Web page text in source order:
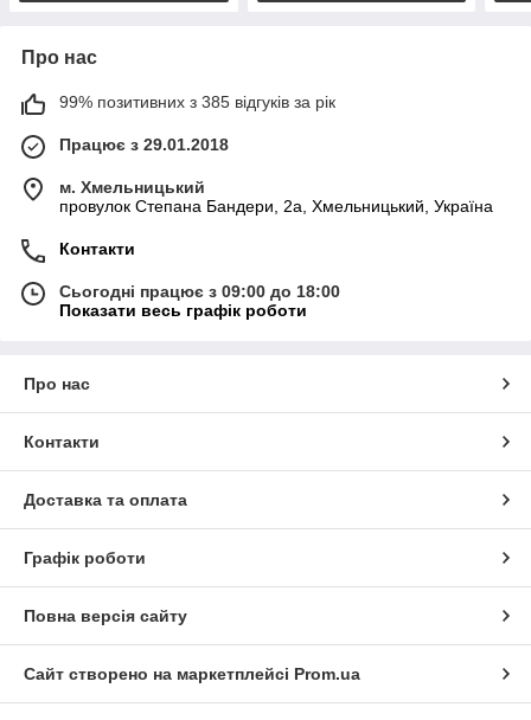
Про нас
99% позитивних з 385 відгуків за рік
Працює з 29.01.2018
м. Хмельницький
провулок Степана Бандери, 2a, Хмельницький, Україна
Контакти
Сьогодні працює з 09:00 до 18:00
Показати весь графік роботи
Про нас
Контакти
Доставка та оплата
Графік роботи
Повна версія сайту
Сайт створено на маркетплейсі Prom.ua